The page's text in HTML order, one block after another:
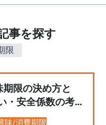
事を探す
限
限の決め方と
・安全係数の考え
説
味/消費期限